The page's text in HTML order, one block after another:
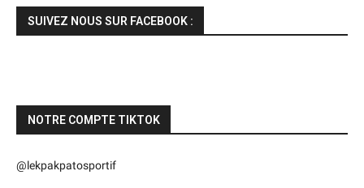
SUIVEZ NOUS SUR FACEBOOK :
NOTRE COMPTE TIKTOK
@lekpakpatosportif